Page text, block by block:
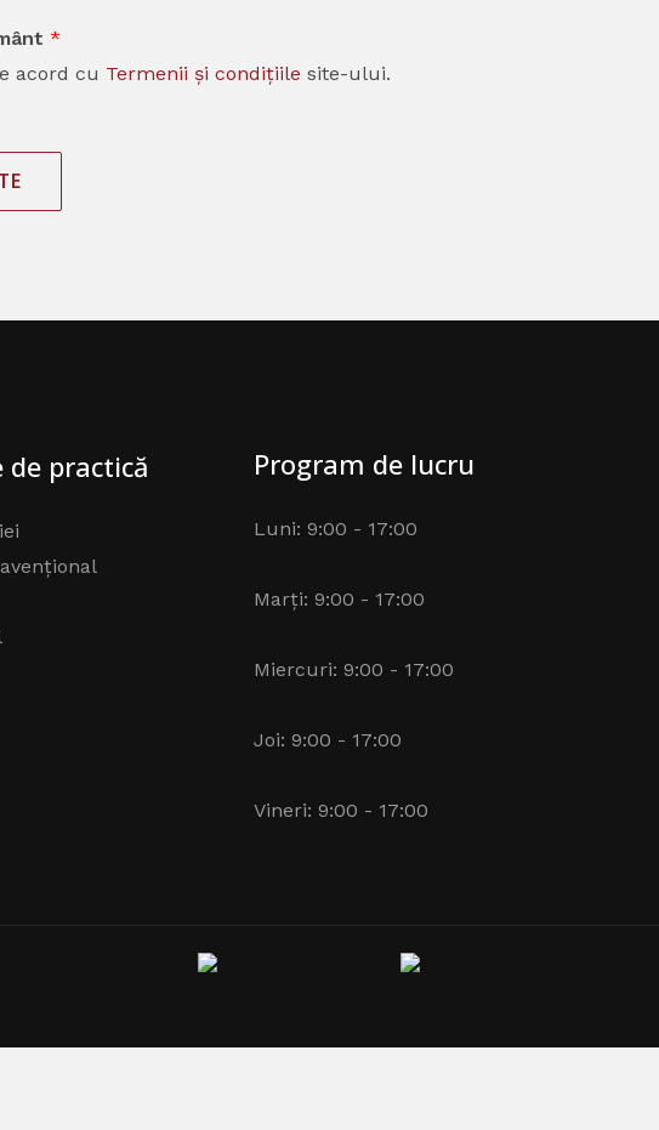
*
acord cu Termenii și condițiile site-ului.
practică Program de lucru
Luni: 9:00 - 17:00
Marți: 9:00 - 17:00
Miercuri: 9:00 - 17:00
Joi: 9:00 - 17:00
Vineri: 9:00 - 17:00